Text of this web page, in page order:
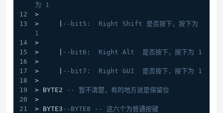
为 1
>
>     |
--bit5:  Right Shift 是否按下，按下为
1
>
>     |
>
>     |
>
> BYTE2
-- 暂不清楚，有的地方说是保留位
>
> BYTE3 --BYTE8 -- 这六个为普通按键